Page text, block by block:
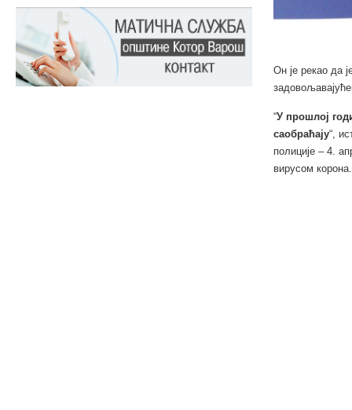
Он је рекао да
“У прошлој
саобраћају“,
полиције – 4.
вирусом корона.